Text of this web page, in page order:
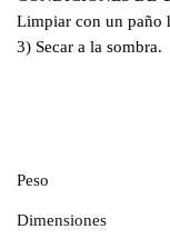
Limpiar con un paño
3) Secar a la sombra.
Peso
Dimensiones